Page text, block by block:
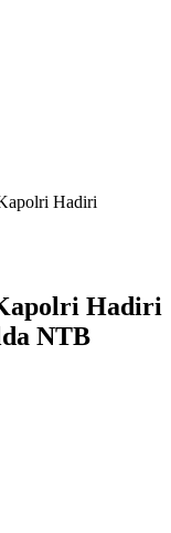
Hadiri
Hadiri
NTB